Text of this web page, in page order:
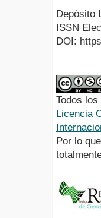
Depósito
ISSN
DOI:
Todos
Licencia
Por lo